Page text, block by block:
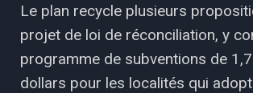
Le plan recycle plusieurs
projet de loi de réconciliation, y
programme de subventions de
dollars pour les localités qui